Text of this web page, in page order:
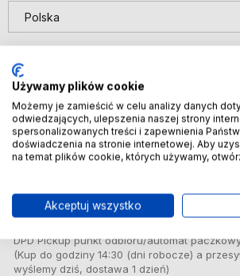
transport zajmie 3/5 dni)
DPD automat paczkowy(Kup do godziny
(dni robocze) a przesyłkę wyślemy dziś,
1 dzień)
GLS – doręczenie do automatów Orlen
(dni robocze) a przesyłkę wyślemy dziś,
1 dzień)
DPD Pickup punkt odbioru/automat
(Kup do godziny 14:30 (dni robocze) a
wyślemy dziś, dostawa 1 dzień)
Używamy plików cookie
Możemy je zamieścić w celu analizy danych
odwiedzających, ulepszenia naszej strony
spersonalizowanych treści i zapewnienia
doświadczenia na stronie internetowej. Aby
na temat plików cookie, których używamy,
Akceptuj wszystko